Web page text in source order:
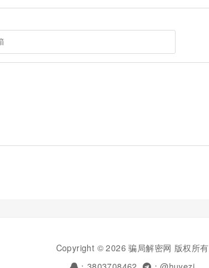
Copyright © 2026 骗局解密网 版权所有